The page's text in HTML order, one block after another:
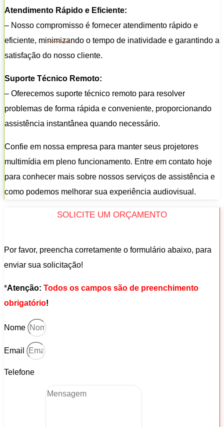
Atendimento Rápido e Eficiente:
– Nosso compromisso é fornecer atendimento rápido e
eficiente, minimizando o tempo de inatividade e garantindo a
satisfação do nosso cliente.
Suporte Técnico Remoto:
– Oferecemos suporte técnico remoto para resolver
problemas de forma rápida e conveniente, proporcionando
assistência instantânea quando necessário.
Confie em nossa empresa para manter seus projetores
multimídia em pleno funcionamento. Entre em contato hoje
para conhecer mais sobre nossos serviços de assistência e
como podemos melhorar sua experiência audiovisual.
SOLICITE UM ORÇAMENTO
Por favor, preencha corretamente o formulário abaixo, para
enviar sua solicitação!
*Atenção: Todos os campos são de preenchimento
obrigatório!
Nome
Email
Telefone